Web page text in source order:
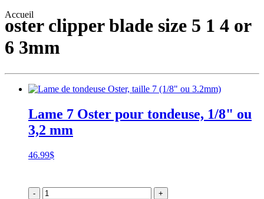
Accueil
oster clipper blade size 5 1 4 or
6 3mm
Lame 7 Oster pour tondeuse, 1/8" ou
3,2 mm
46.99$
- +